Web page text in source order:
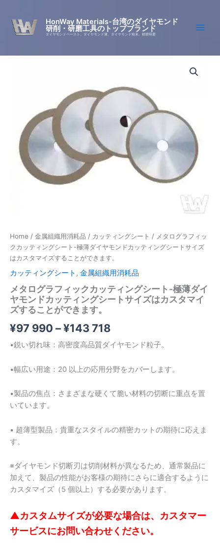
content
HonWay Materials-台湾のダイヤモンド
研削・研磨工具のトップブランド
ダイヤモンドペースト、ダイヤモンド液、ダイヤモンド粉末、精密研磨
Home / 金属組織用消耗品 / カッティングシート / メタログラフィッ
クカッティングシート-極薄ダイヤモンドカッティングシートサイズ
はカスタマイズすることができます。
カッティングシート , 金属組織用消耗品
メタログラフィックカッティングシート-極薄ダイ
ヤモンドカッティングシートサイズはカスタマイ
ズすることができます。
¥97 990 –¥143 718
990
through
¥143
•鋭い切れ味：高密度高品質ダイヤモンド粒子。
•幅広い用途：20 以上の応用分野をカバーします。
•製品の焦点：さまざまな硬くて脆い材料の切断に重点を置
いています。
• 超薄型製品：貴重なスタイルの精密カットの期待に応えま
す。
※ダイヤモンド切断刃は切削材料が異なるため、通常製品に
加えて、製品の性能がお客様の期待にさらに適合するように
カスタマイズ（5 個以上）する必要があります。
▲カスタムサイズが必要な場合は、カスタマー
サービスにお問い合わせください。
極
薄
ダ
ヤ
モ
ン
ド
カ
ッ
ィ
グ
シ
ト
サ
は
カ
タ
マ
イ
ズ
る
と